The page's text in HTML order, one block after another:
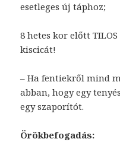
esetleges új táphoz;
8 hetes kor előtt
kiscicát!
– Ha fentiekről mind
abban, hogy egy
egy szaporítót.
Örökbefogadás: